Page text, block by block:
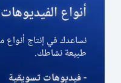
أنواع
نساعدك في إنتاج
طبيعة نشاطك.
- فيديوهات تسويقية